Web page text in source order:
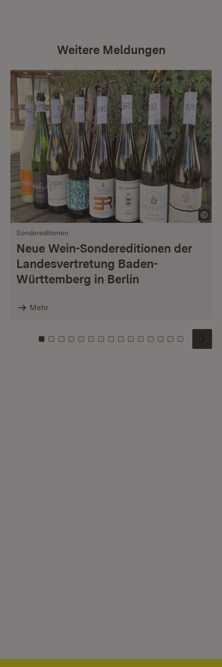
Weitere Meldungen
Sondereditionen
Neue Wein-Sondereditionen der
Landesvertretung Baden-
Württemberg in Berlin
Mehr
Zu Kachel: 0
Zu Kachel: 1
Zu Kachel: 2
Zu Kachel: 3
Zu Kachel: 4
Zu Kachel: 5
Zu Kachel: 6
Zu Kachel: 7
Zu Kachel: 8
Zu Kachel: 9
Zu Kachel: 10
Zu Kachel: 11
Zu Kachel: 12
Zu Kachel:
Zu